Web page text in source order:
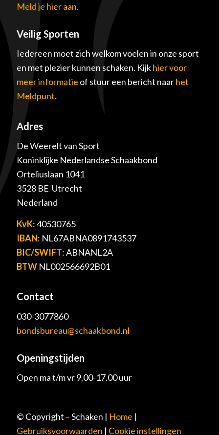
Meld je hier aan.
Veilig Sporten
Iedereen moet zich welkom voelen in onze sport
en met plezier kunnen schaken. Kijkhier voor
meer informatie of stuur een bericht naarhet
Meldpunt.
Adres
De Weerelt van Sport
Koninklijke Nederlandse Schaakbond
Orteliuslaan 1041
3528 BE Utrecht
Nederland
KvK: 40530765
IBAN: NL67ABNA0891743537
BIC/SWIFT: ABNANL2A
BTWNL002566692B01
Contact
030-3077860
bondsbureau@schaakbond.nl
Openingstijden
Open ma t/m vr 9.00-17.00 uur
© Copyright – Schaken | Home |
Gebruiksvoorwaarden | Cookie instellingen